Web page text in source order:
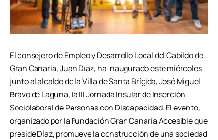
El consejero de Empleo y Desarrollo Local del Cabildo de
Gran Canaria, Juan Díaz, ha inaugurado este miércoles
junto al alcalde de la Villa de Santa Brígida, José Miguel
Bravo de Laguna, la III Jornada Insular de Inserción
Sociolaboral de Personas con Discapacidad. El evento,
organizado por la Fundación Gran Canaria Accesible que
preside Díaz, promueve la construcción de una sociedad